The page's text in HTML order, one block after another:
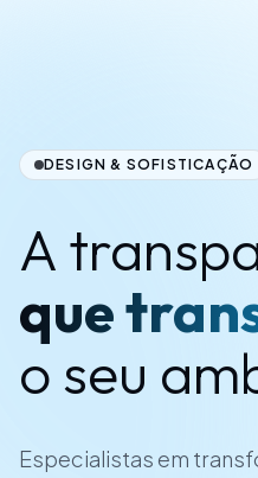
DESIGN & SOFISTICAÇÃO
A
que
o seu
Especialistas em